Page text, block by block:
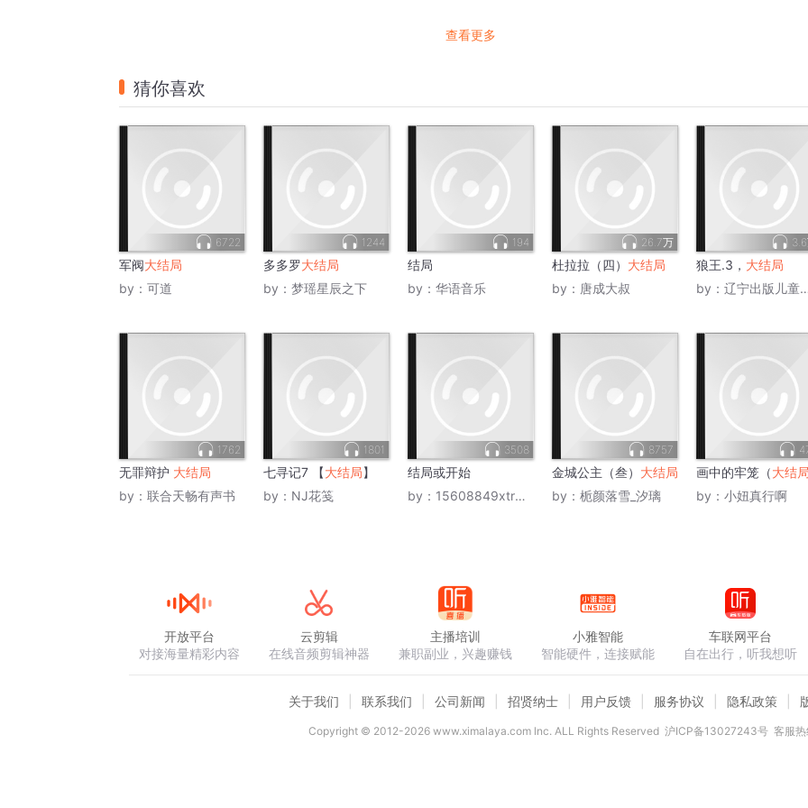
查看更多
猜你喜欢
6722
军阀大结局
by： 可道
1244
多多罗大结局
by： 梦瑶星辰之下
194
结局
by： 华语音乐
26.7万
杜拉拉（四） 大结局
by： 唐成大叔
狼王.3， 大结局
by： 辽宁出版儿童频道
1762
无罪辩护 大结局
by： 联合天畅有声书
1801
七寻记7 【大结局】
by： NJ花笺
3508
结局或开始
by： 15608849xtr虹雪松花
8757
金城公主（叁） 大结局
by： 栀颜落雪_汐璃
画中的牢笼（大结
by： 小妞真行啊
开放平台
对接海量精彩内容
云剪辑
在线音频剪辑神器
主播培训
兼职副业，兴趣赚钱
小雅智能
智能硬件，连接赋能
车联网平台
自在出行，听我想听
关于我们 联系我们 公司新闻 招贤纳士 用户反馈 服务协议 隐私政策
Copyright © 2012-2026www.ximalaya.com lnc. ALL Rights Reserved 沪ICP备13027243号 客服